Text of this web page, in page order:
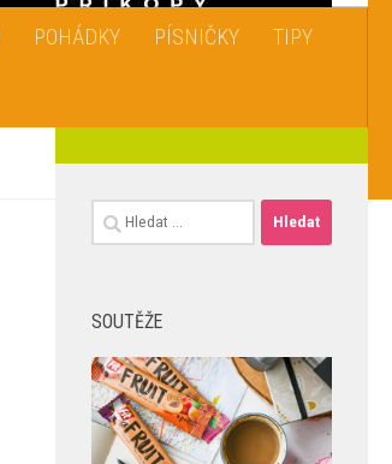
POHÁDKY PÍSNIČKY TIPY
Vyhledávání
SOUTĚŽE